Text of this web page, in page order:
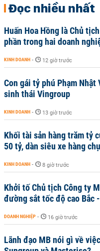
Đọc nhiều nhất
Huấn Hoa Hồng là Chủ
phần trong hai doanh
KINH DOANH - 12 giờ trước
Con gái tỷ phú Phạm
sinh thái Vingroup
KINH DOANH - 13 giờ trước
Khối tài sản hàng trăm tỷ
50 tỷ, dàn siêu xe hàng
KINH DOANH - 8 giờ trước
Khởi tố Chủ tịch Công ty
đường sắt tốc độ cao Bắc
DOANH NGHIỆP - 16 giờ trước
Lãnh đạo MB nói gì về